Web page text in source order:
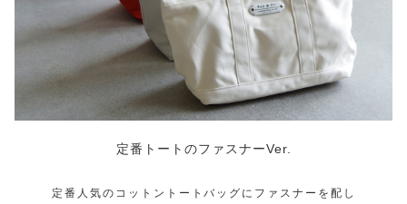
定番トートのファスナーVer.
定番人気のコットントートバッグにファスナーを配し